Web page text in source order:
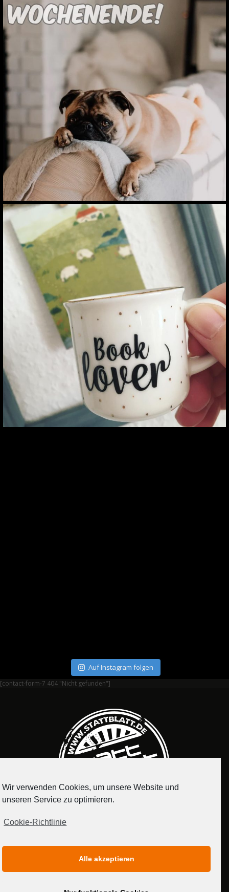
Auf Instagram folgen
[contact-form-7 404 "Nicht gefunden"]
MEDIADATEN
Wir verwenden Cookies, um unsere Website und
unseren Service zu optimieren.
Cookie-Richtlinie
Alle akzeptieren